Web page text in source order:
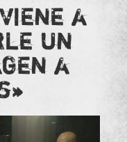
a
un
a